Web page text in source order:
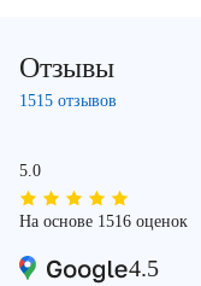
Отзывы
1515 отзывов
5.0
На основе 1516 оценок
4.5